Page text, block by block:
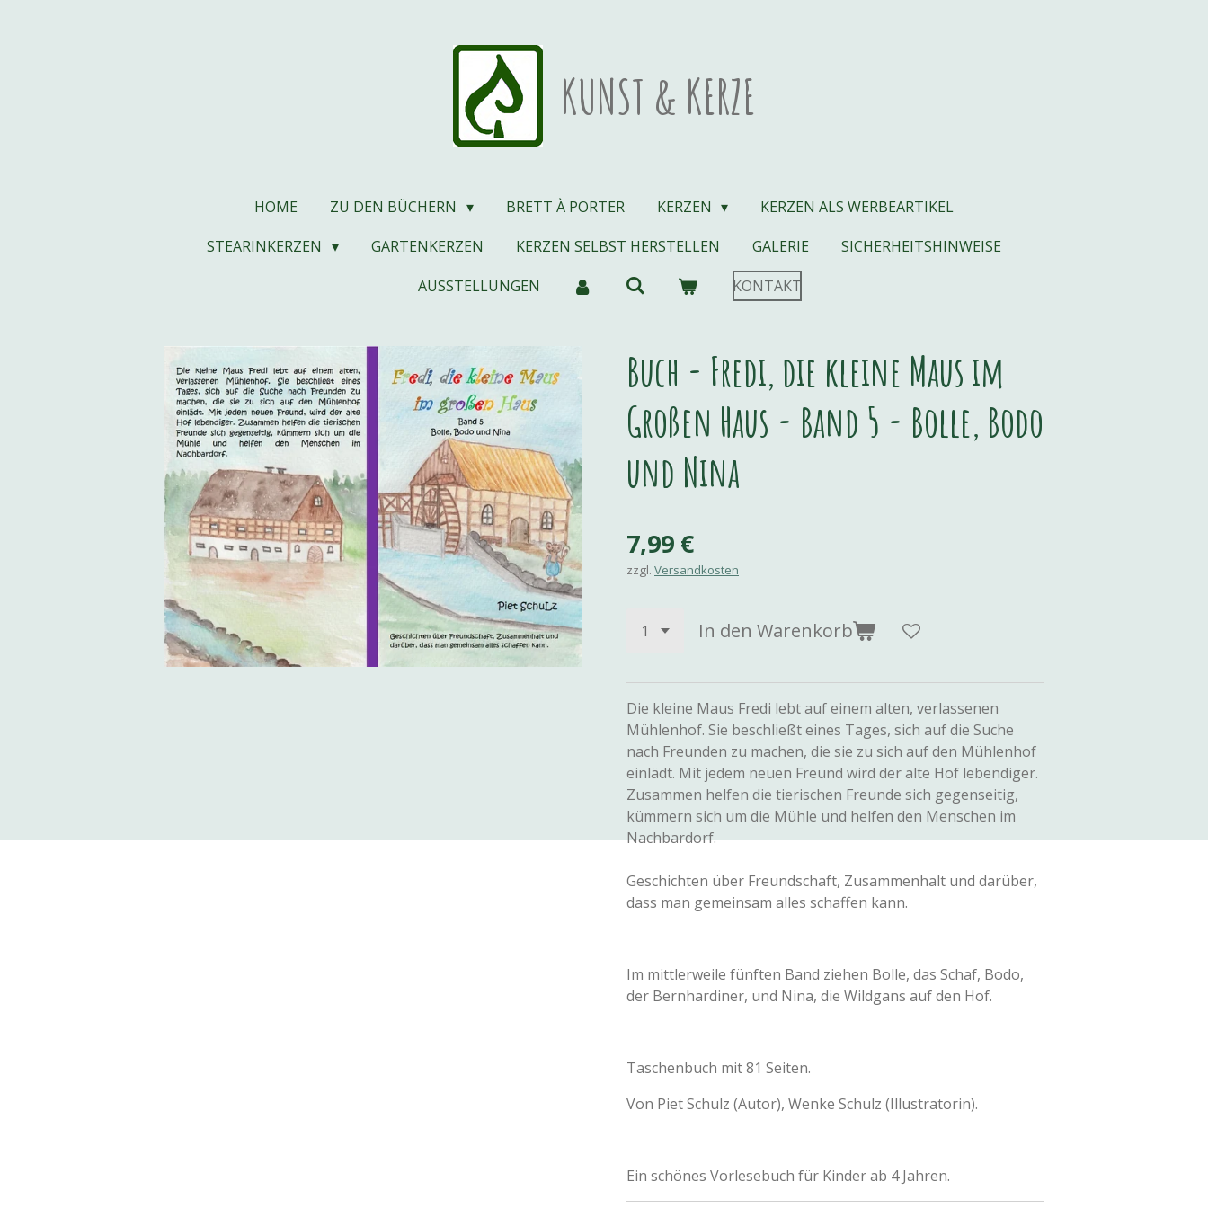
KUNST & KERZE
HOME ZU DEN BÜCHERN BRETT À PORTER KERZEN
KERZEN ALS WERBEARTIKEL
STEARINKERZEN
GARTENKERZEN KERZEN SELBST HERSTELLEN GALERIE
SICHERHEITSHINWEISE
AUSSTELLUNGEN
KONTAKT
Buch - Fredi, die kleine Maus im
Großen Haus - Band 5 - Bolle, Bodo
und Nina
7,99 €
zzgl. Versandkosten
In den Warenkorb
Die kleine Maus Fredi lebt auf einem alten, verlassenen
Mühlenhof. Sie beschließt eines Tages, sich auf die Suche
nach Freunden zu machen, die sie zu sich auf den Mühlenhof
einlädt. Mit jedem neuen Freund wird der alte Hof lebendiger.
Zusammen helfen die tierischen Freunde sich gegenseitig,
kümmern sich um die Mühle und helfen den Menschen im
Nachbardorf.
Geschichten über Freundschaft, Zusammenhalt und darüber,
dass man gemeinsam alles schaffen kann.
Im mittlerweile fünften Band ziehen Bolle, das Schaf, Bodo,
der Bernhardiner, und Nina, die Wildgans auf den Hof.
Taschenbuch mit 81 Seiten.
Von Piet Schulz (Autor), Wenke Schulz (Illustratorin).
Ein schönes Vorlesebuch für Kinder ab 4 Jahren.